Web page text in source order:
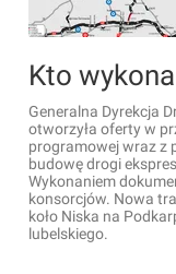
Generalna Dyrekcja
otworzyła oferty w
programowej wraz z
budowę drogi
Wykonaniem
konsorcjów. Nowa
koło Niska na
lubelskiego.